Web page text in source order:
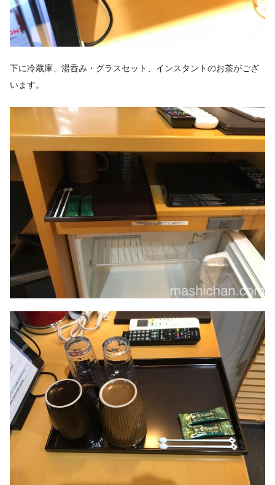
下に冷蔵庫、湯呑み・グラスセット、インスタントのお茶がござ
います。